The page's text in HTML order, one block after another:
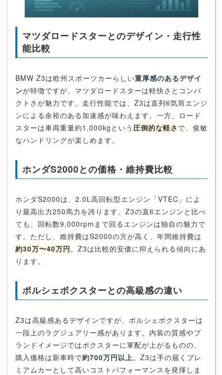
マツダロードスターとのデザイン・走行性
能比較
BMW Z3は欧州スポーツカーらしい重厚感のあるデザイ
ンが特徴ですが、マツダロードスターは軽快さとコンパ
クトさが魅力です。走行性能では、Z3は直列6気筒エンジ
ンによる余裕のある加速感が味わえます。一方、ロード
スターは車両重量約1,000kgという 圧倒的な軽さ で、俊敏
なハンドリングが楽しめます。
ホンダS2000との価格・維持費比較
ホンダS2000は、2.0L高回転型エンジン「VTEC」によ
り最高出力250馬力を誇ります。Z3の直6エンジンと比べ
ても、回転数9,000rpmまで回るエンジンは独自の魅力で
す。ただし、維持費はS2000の方が高く、年間維持費は
約30万〜40万円 。Z3は比較的安価に抑えられる傾向にあ
ります。
ポルシェボクスターとの高級感の違い
Z3は高級感あるデザインですが、ポルシェボクスターは
一段上のラグジュアリー感があります。内装の質感やブ
ランドイメージではボクスターに軍配が上がるものの、
購入価格は新車時で約700万円以上 。Z3は手の届くプレ
ミアムカーとして高いコストパフォーマンスを発揮しま